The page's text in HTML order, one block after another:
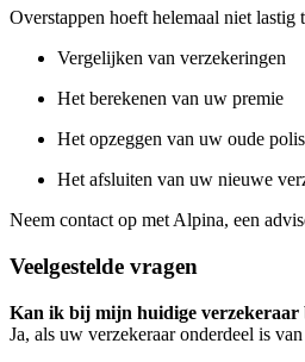
Overstappen hoeft helemaal niet
Vergelijken van verzekeringen
Het berekenen van uw premie
Het opzeggen van uw oude polis
Het afsluiten van uw nieuwe
Neem contact op met Alpina, een
Veelgestelde vragen
Kan ik bij mijn huidige
Ja, als uw verzekeraar onderdeel is